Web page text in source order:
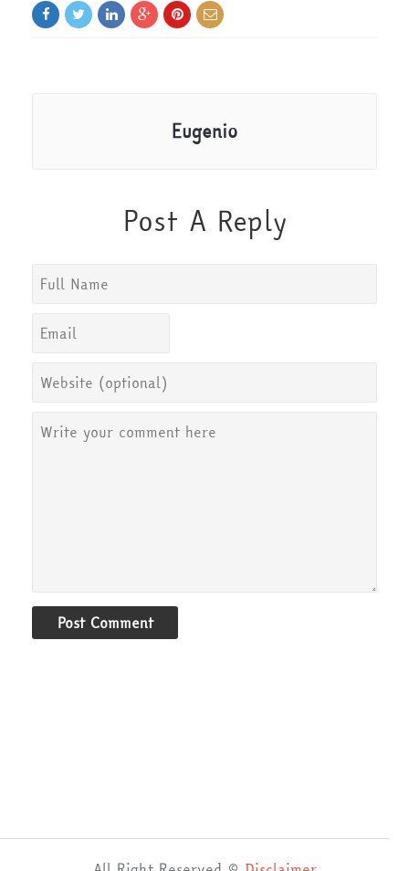
Eugenio
Post A Reply
Post Comment